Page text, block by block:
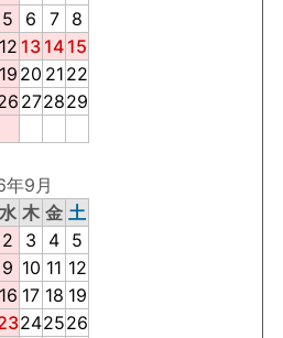
5 6 7
8
12 13 14 15
19 20 21 22
272829
9月
水 木 金 土
2 3 4 5
9 10 11 12
16 17 18 19
242526